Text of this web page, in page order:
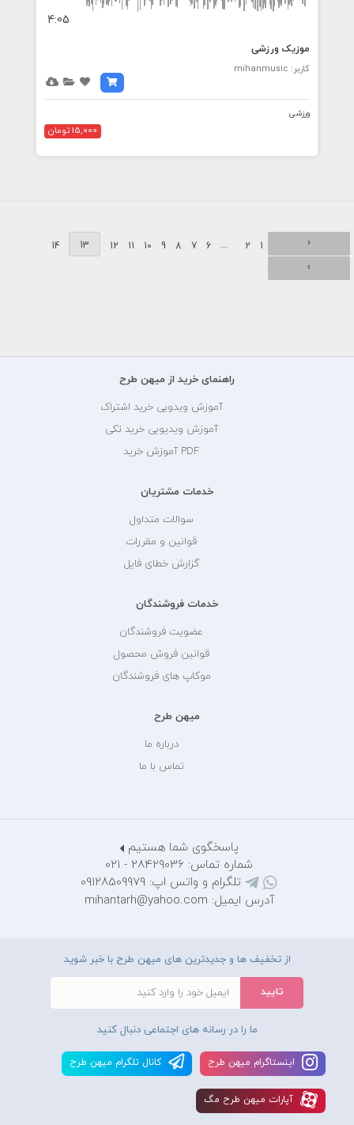
4:05
موزیک ورزشی
کاربر: mihanmusic
ورزشی
15,000 تومان
‹
1
2
...
6
7
8
9
10
11
12
13
14
›
راهنمای خرید از میهن طرح
آموزش ویدویی خرید اشتراک
آموزش ویدیویی خرید تکی
PDF آموزش خرید
خدمات مشتریان
سوالات متداول
قوانین و مقررات
گزارش خطای فایل
خدمات فروشندگان
عضویت فروشندگان
قوانین فروش محصول
موکاپ های فروشندگان
میهن طرح
درباره ما
تماس با ما
پاسخگوی شما هستیم
شماره تماس: 28429036 - 021
تلگرام و واتس اپ: 09128509979
آدرس ایمیل: mihantarh@yahoo.com
از تخفیف ها و جدیدترین های میهن طرح با خبر شوید
ما را در رسانه های اجتماعی دنبال کنید
اينستاگرام ميهن طرح کانال تلگرام ميهن طرح
آپارات ميهن طرح مگ